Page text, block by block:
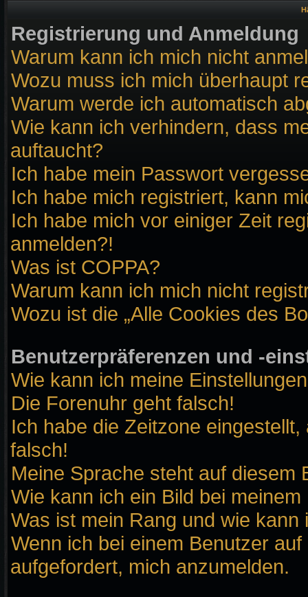
Registrierung und Anmeldung
Warum kann ich mich nicht
Wozu muss ich mich überhaupt
Warum werde ich automatisch
Wie kann ich verhindern, dass
auftaucht?
Ich habe mein Passwort
Ich habe mich registriert, kann
Ich habe mich vor einiger Zeit
anmelden?!
Was ist COPPA?
Warum kann ich mich nicht
Wozu ist die „Alle Cookies des
Benutzerpräferenzen und -
Wie kann ich meine
Die Forenuhr geht falsch!
Ich habe die Zeitzone
falsch!
Meine Sprache steht auf diesem
Wie kann ich ein Bild bei
Was ist mein Rang und wie kann
Wenn ich bei einem Benutzer
aufgefordert, mich anzumelden.